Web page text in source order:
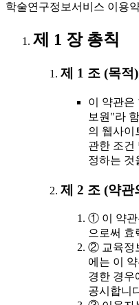
학술연구정보서비스 이용
제 1 장 총칙
제 1 조 (목적)
이 약관은
보원"라
의 웹사이
관한 조건
정하는 것
제 2 조 (약관
① 이 약관
으로써 효
② 교육정
에는 이
경한 경우
공시합니